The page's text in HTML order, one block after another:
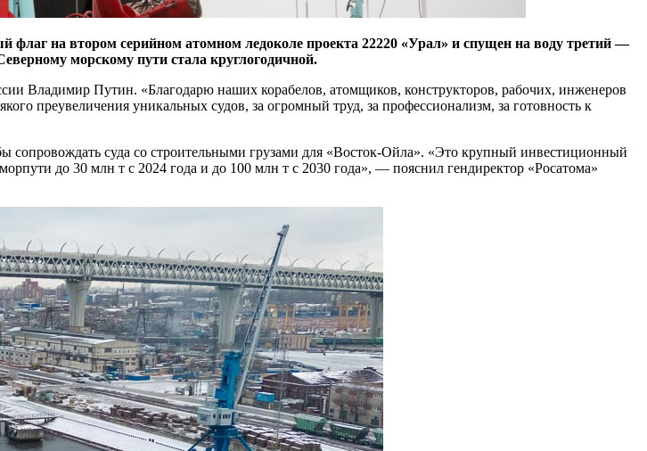
на втором серийном атомном ледоколе проекта 22220 «Урал» и спущен на воду третий —
морскому пути стала круглогодичной.
Владимир Путин. «Благодарю наших корабелов, атомщиков, конструкторов, рабочих, инженеров
преувеличения уникальных судов, за огромный труд, за профессионализм, за готовность к
сопровождать суда со строительными грузами для «Восток-Ойла». «Это крупный инвестиционный
до 30 млн т с 2024 года и до 100 млн т с 2030 года», — пояснил гендиректор «Росатома»